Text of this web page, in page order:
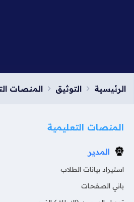
الرئيسية التوثيق المنصات
المنصات التعليمية
المدير
استيراد بيانات الطلاب
باني الصفحات